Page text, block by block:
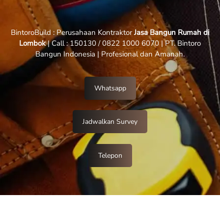
BintoroBuild : Perusahaan KontraktorJasa Bangun Rumah di
Lombok| Call : 150130 / 0822 1000 6070 | PT. Bintoro
Bangun Indonesia | Profesional dan Amanah.
Whatsapp
Jadwalkan Survey
Telepon